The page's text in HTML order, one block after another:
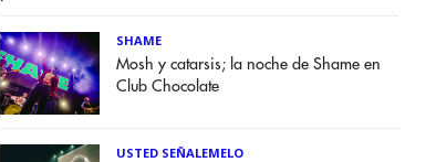
SHAME
Mosh y catarsis; la noche de Shame en
Club Chocolate
USTED SEÑALEMELO